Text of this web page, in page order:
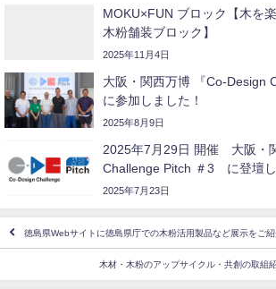
MOKU×FUN ブロック【木を
木粉舗装ブロック】
2025年11月4日
大阪・関西万博 『Co-Design
に参加しました！
2025年8月9日
2025年7月29日 開催 大阪・
Challenge Pitch ＃3 に登壇し
2025年7月23日
徳島県Webサイトに徳島県庁での木粉活用製品など展示をご紹
木材・木粉のアップサイクル・共創の取組